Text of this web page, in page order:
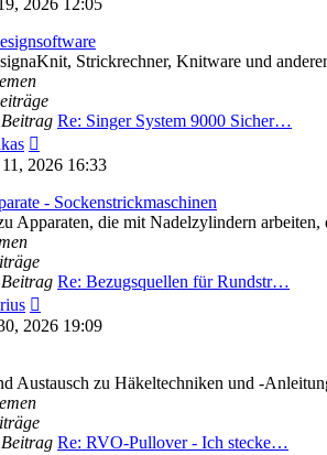
2026 12:05
Strickrechner, Knitware und
Re: Singer System 9000 Sicher…
Beitrag
2026 16:33
- Sockenstrickmaschinen
Apparaten, die mit Nadelzylindern
Re: Bezugsquellen für Rundstr…
Beitrag
2026 19:09
Austausch zu Häkeltechniken und -
Re: RVO-Pullover - Ich stecke…